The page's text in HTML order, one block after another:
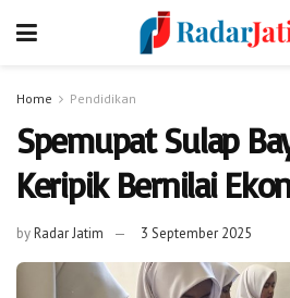
Home Pendidikan
Spemupat Sulap
Keripik Bernilai
byRadar Jatim 3 September 2025